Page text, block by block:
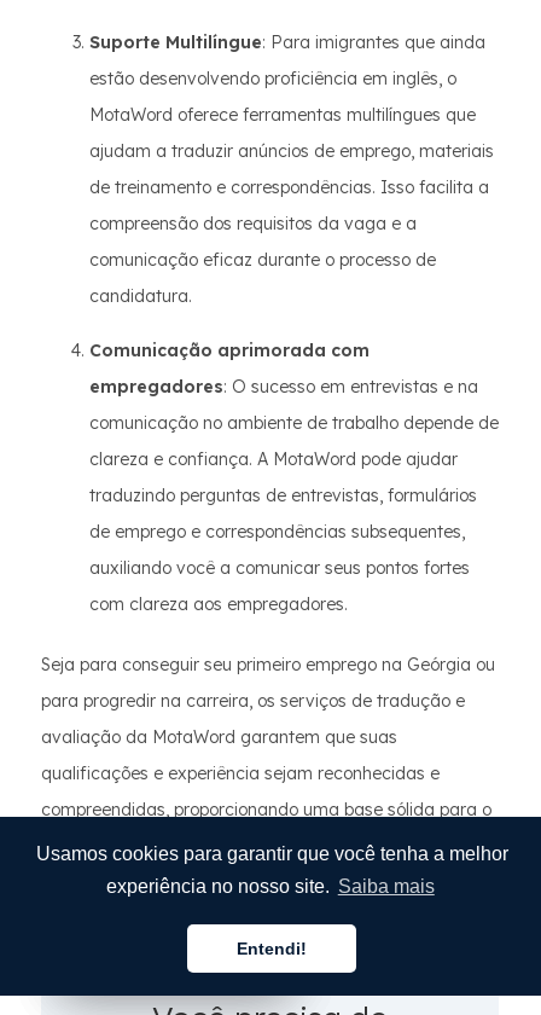
Usamos cookies para garantir que você tenha a melhor
experiência no nosso site. Saiba mais
Entendi!
Suporte Multilíngue: Para imigrantes que ainda
estão desenvolvendo proficiência em inglês, o
MotaWord oferece ferramentas multilíngues que
ajudam a traduzir anúncios de emprego, materiais
de treinamento e correspondências. Isso facilita a
compreensão dos requisitos da vaga e a
comunicação eficaz durante o processo de
candidatura.
Comunicação aprimorada com
empregadores: O sucesso em entrevistas e na
comunicação no ambiente de trabalho depende de
clareza e confiança. A MotaWord pode ajudar
traduzindo perguntas de entrevistas, formulários
de emprego e correspondências subsequentes,
auxiliando você a comunicar seus pontos fortes
com clareza aos empregadores.
Seja para conseguir seu primeiro emprego na Geórgia ou
para progredir na carreira, os serviços de tradução e
avaliação da MotaWord garantem que suas
qualificações e experiência sejam reconhecidas e
compreendidas, proporcionando uma base sólida para o
sucesso profissional.
Português
Português
Português